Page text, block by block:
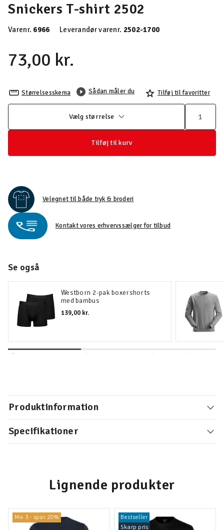
Snickers T-shirt 2502
Varenr. 6966 Leverandør varenr. 2502-1700
73,00 kr.
Størrelsesskema Sådan måler du Tilføj til favoritter
Vælg størrelse
Tilføj til kurv
Velegnet til både tryk & broderi
Kontakt vores erhvervssælger for tilbud
Se også
Westborn 2-pak boxershorts
med bambus
139,00 kr.
Produktinformation
Specifikationer
Lignende produkter
Mix 3 - spar 20%
Bestseller
Skarp pris